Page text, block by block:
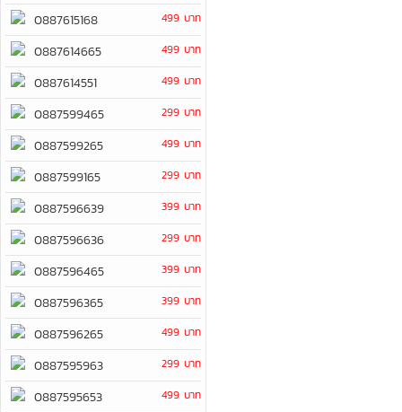
0887615168 499 บาท
0887614665 499 บาท
0887614551 499 บาท
0887599465 299 บาท
0887599265 499 บาท
0887599165 299 บาท
0887596639 399 บาท
0887596636 299 บาท
0887596465 399 บาท
0887596365 399 บาท
0887596265 499 บาท
0887595963 299 บาท
0887595653 499 บาท